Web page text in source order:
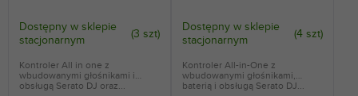
Dostępny w sklepie
stacjonarnym
(3 szt)
Kontroler All in one z
wbudowanymi głośnikami i
obsługą Serato DJ oraz...
Dostępny w sklepie
stacjonarnym
(4 szt)
Kontroler All-in-One z
wbudowanymi głośnikami,
baterią i obsługą Serato DJ...